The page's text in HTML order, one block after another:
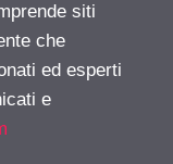
siti
che
ed esperti
e